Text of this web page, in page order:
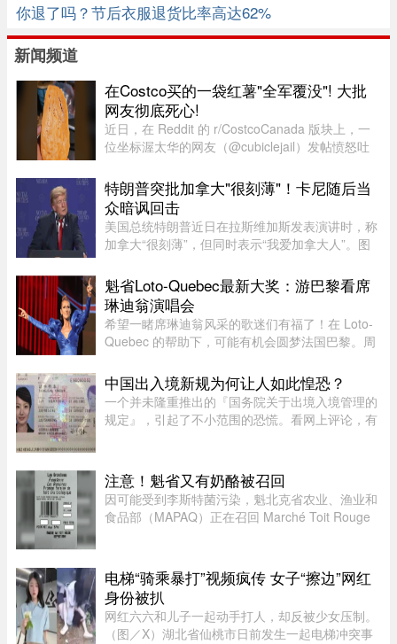
你退了吗？节后衣服退货比率高达62%
新闻频道
在Costco买的一袋红薯"全军覆没"! 大批
网友彻底死心!
近日，在 Reddit 的 r/CostcoCanada 版块上，一
位坐标渥太华的网友（@cubiclejail）发帖愤怒吐
数百位加拿大网友的激烈共鸣与讨论。这原本只是
一句日常的抱怨，却意外演 ...
特朗普突批加拿大"很刻薄"！卡尼随后当
众暗讽回击
美国总统特朗普近日在拉斯维加斯发表演讲时，称
加拿大“很刻薄”，但同时表示“我爱加拿大人”。图
Casino Resort Spa 发表演讲，宣传华盛顿的经济
议程。他在发言中谈到 ...
魁省Loto-Quebec最新大奖：游巴黎看席
琳迪翁演唱会
希望一睹席琳迪翁风采的歌迷们有福了！在 Loto-
Quebec 的帮助下，可能有机会圆梦法国巴黎。周
Experience”抽奖活动，将抽出两位幸运歌迷（每
人可携一名同伴），邀他们亲临现 ...
中国出入境新规为何让人如此惶恐？
一个并未隆重推出的『国务院关于出境入境管理的
规定』，引起了不小范围的恐慌。看网上评论，有
性很大，是一张隐性的网， ...
注意！魁省又有奶酪被召回
因可能受到李斯特菌污染，魁北克省农业、渔业和
食品部（MAPAQ）正在召回 Marché Toit Rouge
年 7 月 6 日至 16 ...
电梯“骑乘暴打”视频疯传 女子“擦边”网红
身份被扒
网红六六和儿子一起动手打人，却反被少女压制。
（图／X）湖北省仙桃市日前发生一起电梯冲突事